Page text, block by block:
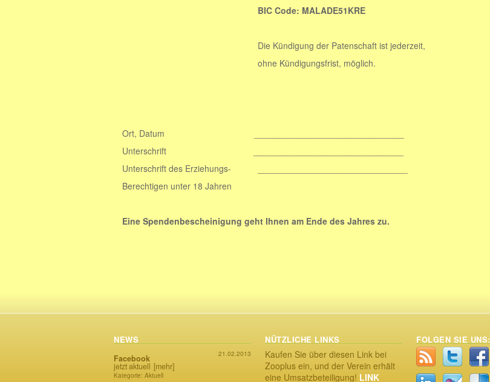
BIC Code: MALADE51KRE
Die Kündigung der Patenschaft ist jederzeit,
ohne Kündigungsfrist, möglich.
Ort, Datum _______________________________
Unterschrift _______________________________
Unterschrift des Erziehungs- _______________________________
Berechtigen unter 18 Jahren
Eine Spendenbescheinigung geht Ihnen am Ende des Jahres zu.
NEWS
21.02.2013
Facebook
jetzt aktuell [mehr]
Kategorie: Aktuell
NÜTZLICHE LINKS
Kaufen Sie über diesen Link bei
Zooplus ein, und der Verein erhält
eine Umsatzbeteiligung! LINK
FOLGEN SIE UNS: